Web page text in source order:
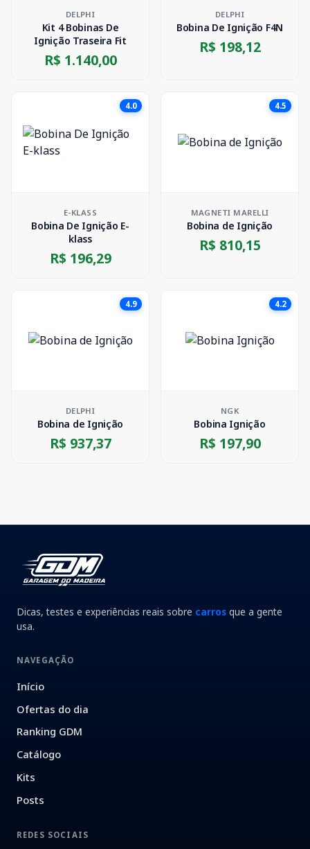
DELPHI
Kit 4 Bobinas De
Ignição Traseira Fit
R$ 1.140,00
DELPHI
Bobina De Ignição F4N
R$ 198,12
4.0
E-KLASS
Bobina De Ignição E-
klass
R$ 196,29
4.5
MAGNETI MARELLI
Bobina de Ignição
R$ 810,15
4.9
DELPHI
Bobina de Ignição
R$ 937,37
4.2
NGK
Bobina Ignição
R$ 197,90
Dicas, testes e experiências reais sobre carros que a gente
usa.
NAVEGAÇÃO
Início
Ofertas do dia
Ranking GDM
Catálogo
Kits
Posts
REDES SOCIAIS